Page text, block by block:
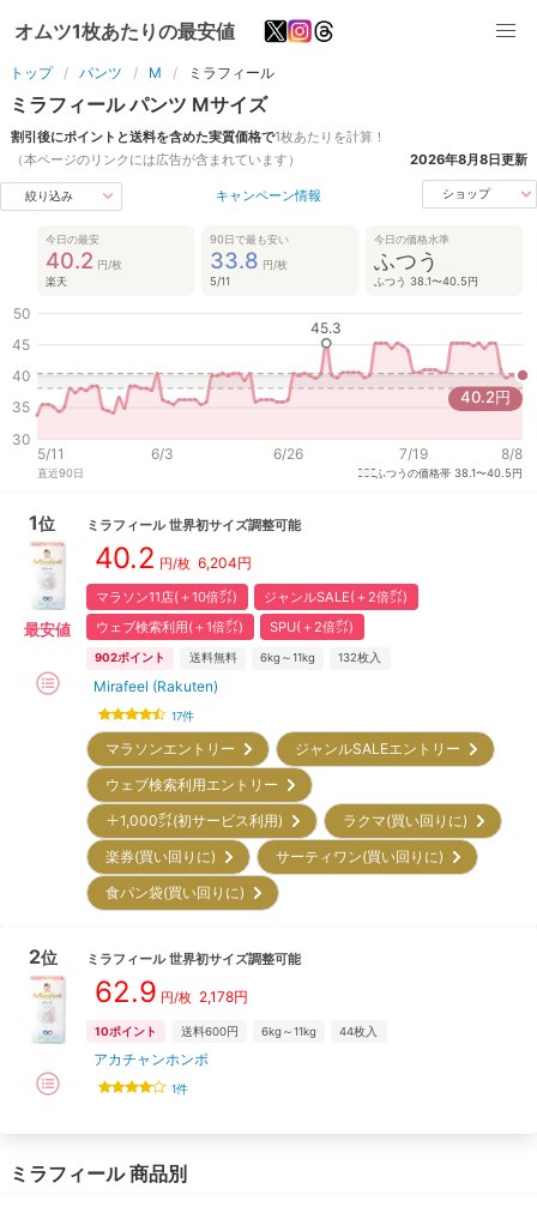
オムツ1枚あたりの最安値
トップ パンツ M ミラフィール
ミラフィール パンツ Mサイズ
割引後にポイントと送料を含めた実質価格で1枚あたりを計算！
（本ページのリンクには広告が含まれています）
2026年8月8日更新
絞り込み キャンペーン情報 ショップ
今日の最安
40.2 円/枚
楽天
90日で最も安い
33.8 円/枚
5/11
今日の価格水準
ふつう
ふつう 38.1〜40.5円
30
35
40
45
50
5/11 6/3 6/26 7/19 8/8
45.3
40.2円
直近90日 ふつうの価格帯38.1〜40.5円
1位
最安値
ミラフィール 世界初サイズ調整可能
40.2 円/枚 6,204円
マラソン11店(＋10倍㌽)
ジャンルSALE(＋2倍㌽)
ウェブ検索利用(＋1倍㌽)
SPU(＋2倍㌽)
902ポイント 送料無料 6kg～11kg 132枚入
Mirafeel (Rakuten)
17件
マラソンエントリー
ジャンルSALEエントリー
ウェブ検索利用エントリー
＋1,000㌽(初サービス利用)
ラクマ(買い回りに)
楽券(買い回りに)
サーティワン(買い回りに)
食パン袋(買い回りに)
2位 ミラフィール 世界初サイズ調整可能
62.9 円/枚 2,178円
10ポイント 送料600円 6kg～11kg 44枚入
アカチャンホンポ
1件
ミラフィール商品別